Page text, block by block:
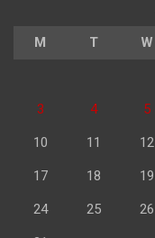
M T W
3 4 5
10 11 12
17 18 19
24 25 26